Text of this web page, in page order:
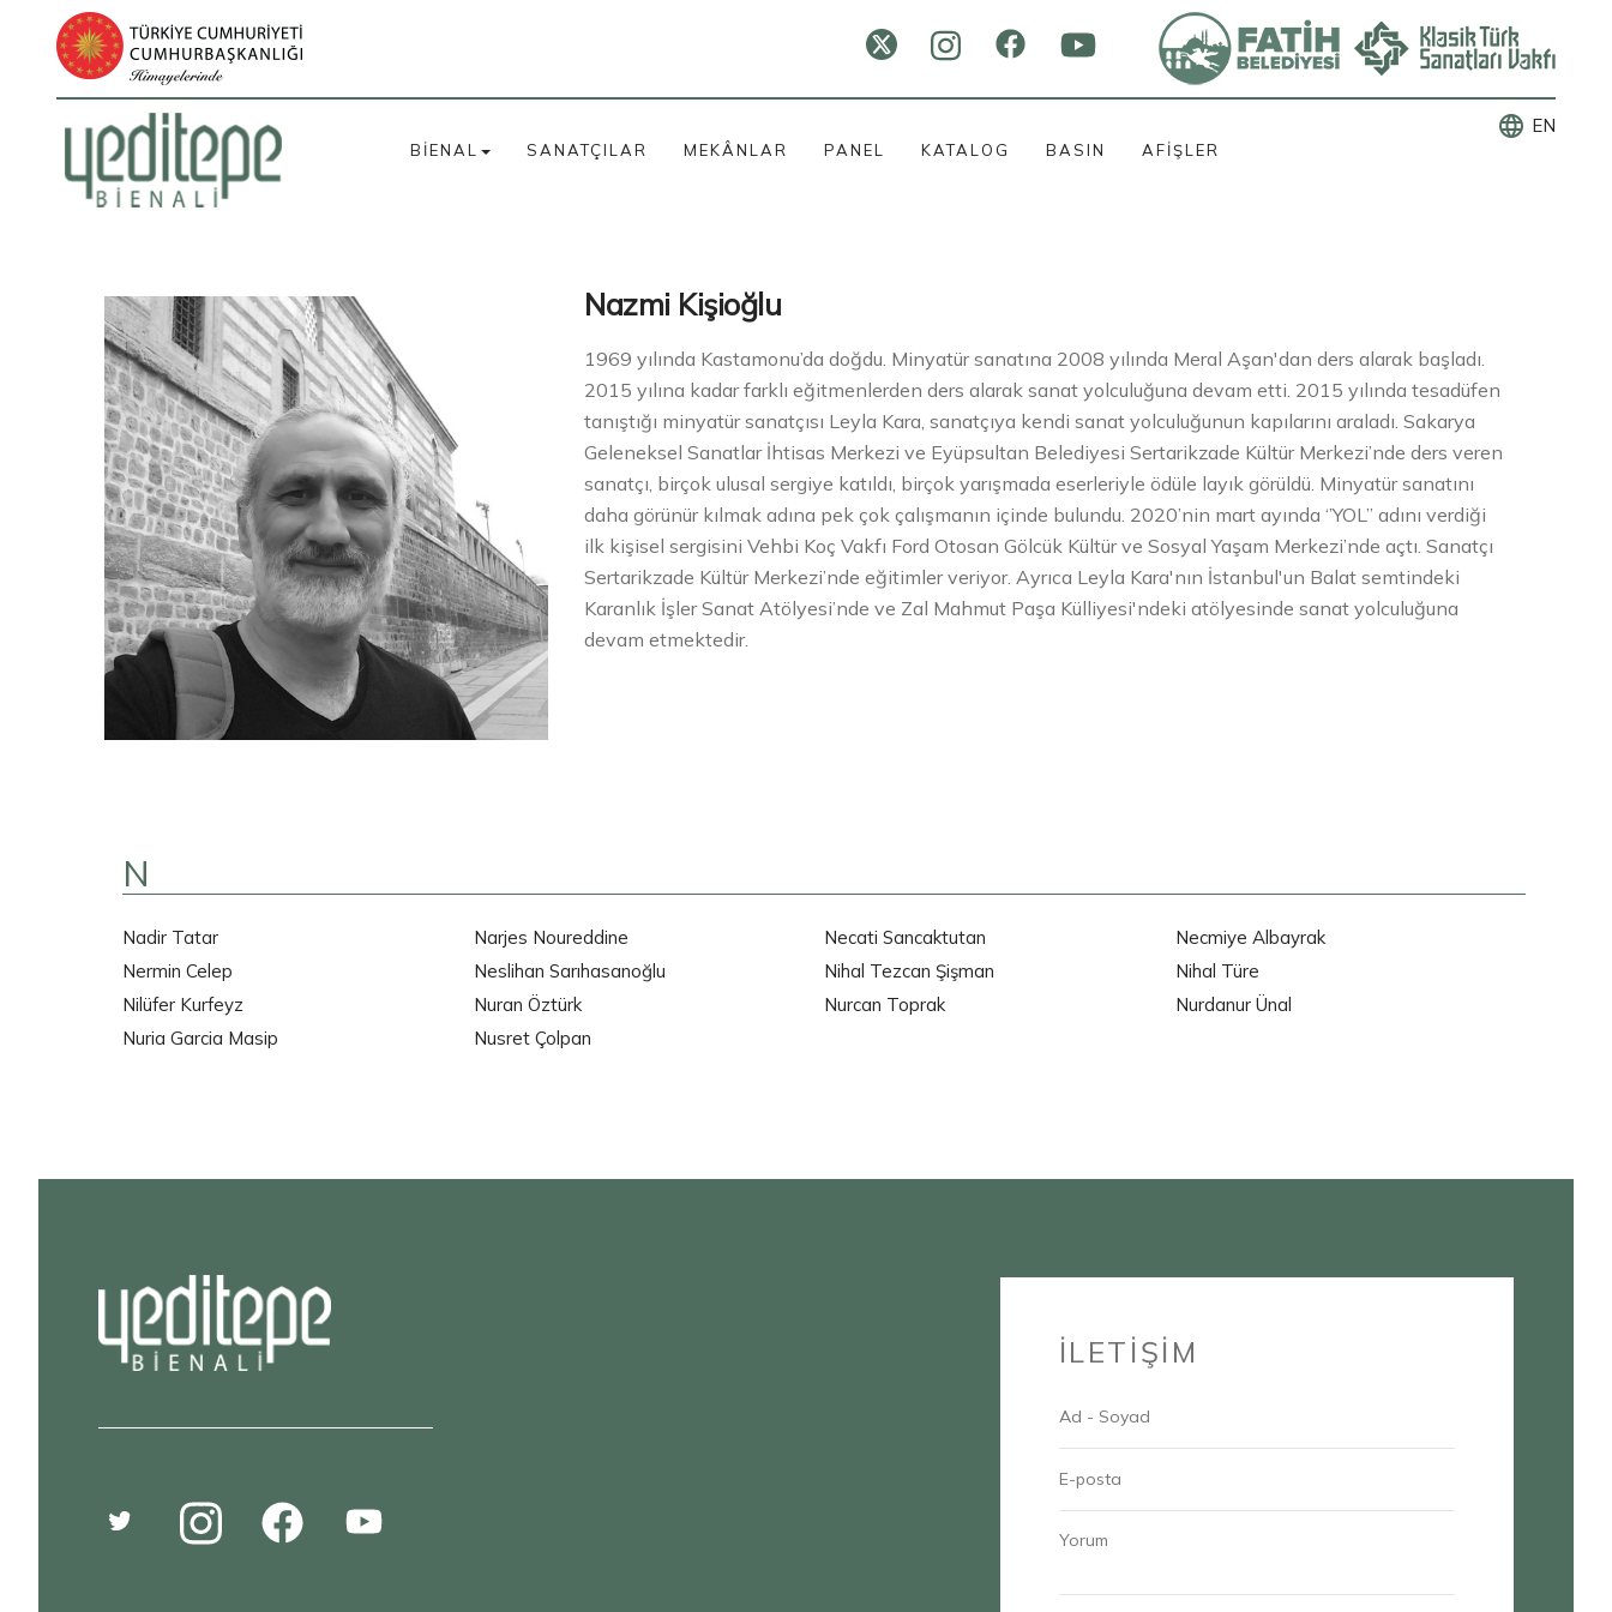
BİENAL SANATÇILAR MEKÂNLAR PANEL KATALOG BASIN AFİŞLER
language EN
Nazmi Kişioğlu
1969 yılında Kastamonu’da doğdu. Minyatür sanatına 2008 yılında Meral Aşan'dan ders alarak başladı.
2015 yılına kadar farklı eğitmenlerden ders alarak sanat yolculuğuna devam etti. 2015 yılında tesadüfen
tanıştığı minyatür sanatçısı Leyla Kara, sanatçıya kendi sanat yolculuğunun kapılarını araladı. Sakarya
Geleneksel Sanatlar İhtisas Merkezi ve Eyüpsultan Belediyesi Sertarikzade Kültür Merkezi’nde ders veren
sanatçı, birçok ulusal sergiye katıldı, birçok yarışmada eserleriyle ödüle layık görüldü. Minyatür sanatını
daha görünür kılmak adına pek çok çalışmanın içinde bulundu. 2020’nin mart ayında ‘’YOL” adını verdiği
ilk kişisel sergisini Vehbi Koç Vakfı Ford Otosan Gölcük Kültür ve Sosyal Yaşam Merkezi’nde açtı. Sanatçı
Sertarikzade Kültür Merkezi’nde eğitimler veriyor. Ayrıca Leyla Kara'nın İstanbul'un Balat semtindeki
Karanlık İşler Sanat Atölyesi’nde ve Zal Mahmut Paşa Külliyesi'ndeki atölyesinde sanat yolculuğuna
devam etmektedir.
N
Nadir Tatar Narjes Noureddine Necati Sancaktutan
Necmiye Albayrak
Nermin Celep
Neslihan Sarıhasanoğlu Nihal Tezcan Şişman
Nihal Türe
Nilüfer Kurfeyz
Nuran Öztürk Nurcan Toprak
Nurdanur Ünal
Nuria Garcia Masip
Nusret Çolpan
İLETİŞİM